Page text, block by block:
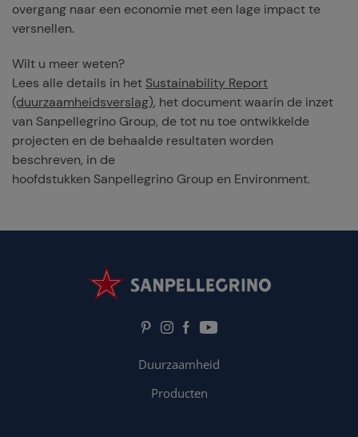
overgang naar een economie met een lage impact te
versnellen.
Wilt u meer weten?
Lees alle details in het Sustainability Report
(duurzaamheidsverslag), het document waarin de inzet
van Sanpellegrino Group, de tot nu toe ontwikkelde
projecten en de behaalde resultaten worden
beschreven, in de
hoofdstukken Sanpellegrino Group en Environment.
Duurzaamheid
Producten